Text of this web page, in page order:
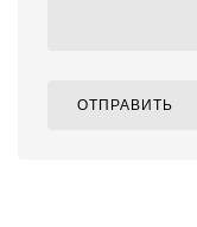
ОТПРАВИТЬ